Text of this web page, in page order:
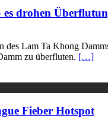
drohen
des Lam Ta Khong
zu überfluten. […]
Fieber Hotspot